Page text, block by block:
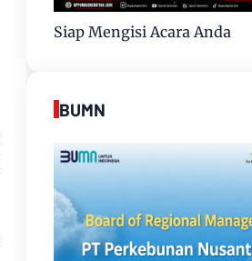
Siap Mengisi Acara Anda
BUMN